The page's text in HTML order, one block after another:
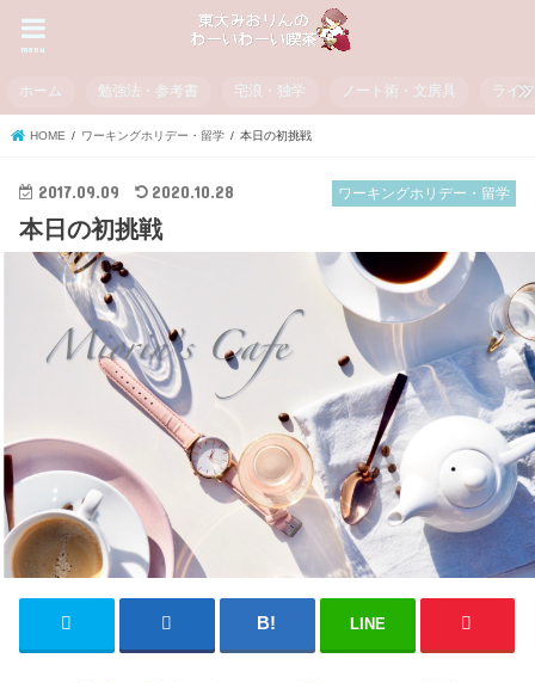
menu
ホーム 勉強法・参考書 宅浪・独学 ノート術・文房具 ライ
HOME ワーキングホリデー・留学 本日の初挑戦
ワーキングホリデー・留学
2017.09.09 2020.10.28
本日の初挑戦
LINE